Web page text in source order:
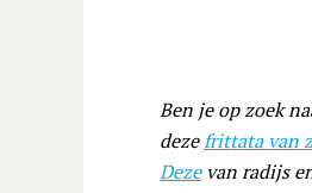
Ben je op zoek
dezefrittata van
Dezevan radijs